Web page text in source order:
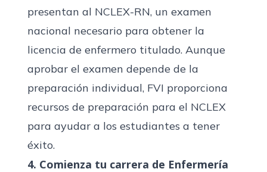
presentan al NCLEX-RN, un examen
nacional necesario para obtener la
licencia de enfermero titulado. Aunque
aprobar el examen depende de la
preparación individual, FVI proporciona
recursos de preparación para el NCLEX
para ayudar a los estudiantes a tener
éxito.
4. Comienza tu carrera de Enfermería